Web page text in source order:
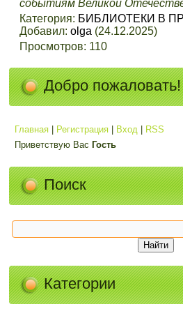
событиям Великой
Категория: БИБЛИОТЕКИ В
Добавил: olga (24.12.2025)
Просмотров: 110
Добро пожаловать!
Главная Регистрация Вход
RSS
Приветствую Вас Гость
Поиск
Категории